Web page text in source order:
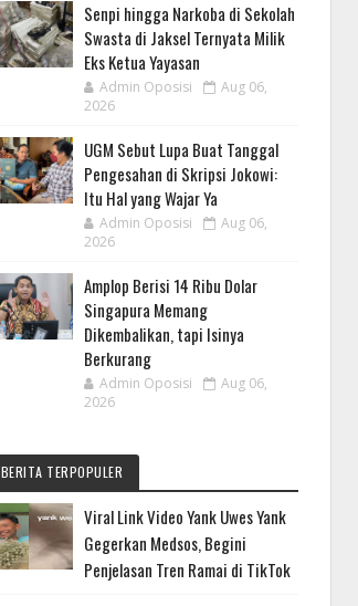
Senpi hingga Narkoba di Sekolah
Swasta di Jaksel Ternyata Milik
Eks Ketua Yayasan
Admin Oposisi
Aug 06,
2026
UGM Sebut Lupa Buat Tanggal
Pengesahan di Skripsi Jokowi:
Itu Hal yang Wajar Ya
Admin Oposisi
Aug 06,
2026
Amplop Berisi 14 Ribu Dolar
Singapura Memang
Dikembalikan, tapi Isinya
Berkurang
Admin Oposisi
Aug 06,
2026
BERITA TERPOPULER
Viral Link Video Yank Uwes Yank
Gegerkan Medsos, Begini
Penjelasan Tren Ramai di TikTok